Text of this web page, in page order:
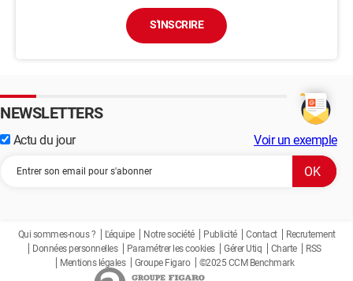
S'INSCRIRE
NEWSLETTERS
Actu du jour Voir un exemple
Qui sommes-nous ? L'équipe Notre société Publicité Contact
Recrutement
Données personnelles
Paramétrer les cookies Gérer Utiq Charte
RSS
Mentions légales
Groupe Figaro ©2025 CCM Benchmark